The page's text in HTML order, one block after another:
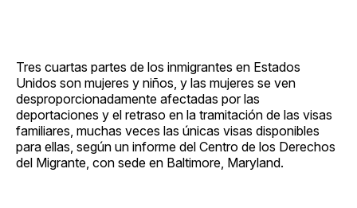
Tres cuartas partes de los inmigrantes en Estados
Unidos son mujeres y niños, y las mujeres se ven
desproporcionadamente afectadas por las
deportaciones y el retraso en la tramitación de las visas
familiares, muchas veces las únicas visas disponibles
para ellas, según un informe del Centro de los Derechos
del Migrante, con sede en Baltimore, Maryland.